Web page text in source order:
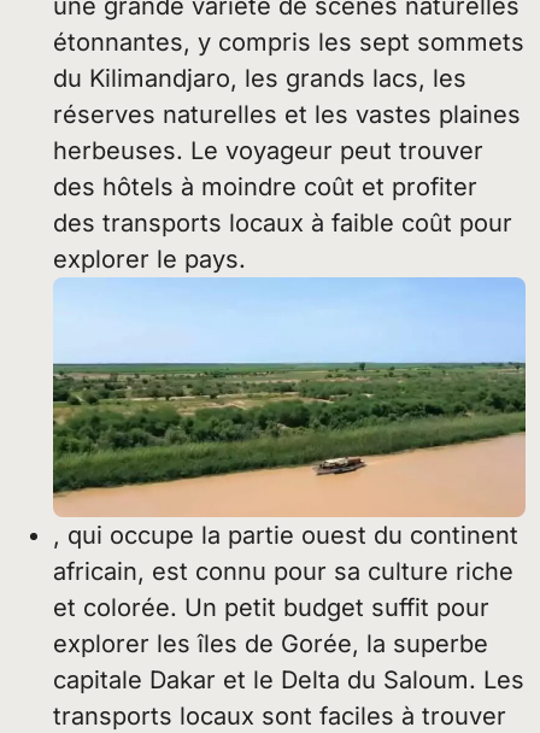
une grande variété de scènes naturelles
étonnantes, y compris les sept sommets
du Kilimandjaro, les grands lacs, les
réserves naturelles et les vastes plaines
herbeuses. Le voyageur peut trouver
des hôtels à moindre coût et profiter
des transports locaux à faible coût pour
explorer le pays.
, qui occupe la partie ouest du continent
africain, est connu pour sa culture riche
et colorée. Un petit budget suffit pour
explorer les îles de Gorée, la superbe
capitale Dakar et le Delta du Saloum. Les
transports locaux sont faciles à trouver